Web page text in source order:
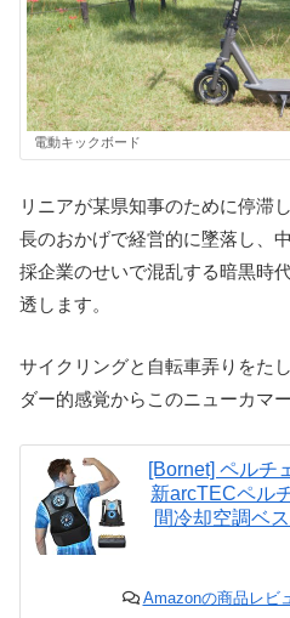
電動キックボード
リニアが某県知事のために停滞
長のおかげで経営的に墜落し、
採企業のせいで混乱する暗黒時
透します。
サイクリングと自転車弄りをた
ダー的感覚からこのニューカマ
[Bornet] ペルチ
新arcTECペル
間冷却空調ベ
Amazonの商品レビ